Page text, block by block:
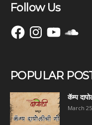
Follow Us
FacebookInstagramYouTube
POPULAR
कॅम्प
March